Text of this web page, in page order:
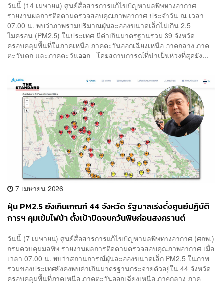
วันนี้ (14 เมษายน) ศูนย์สื่อสารการแก้ไขปัญหามลพิษทางอากาศ
รายงานผลการติดตามตรวจสอบคุณภาพอากาศ ประจำวัน ณ เวลา
07.00 น. พบว่าภาพรวมปริมาณฝุ่นละอองขนาดเล็กไม่เกิน 2.5
ไมครอน (PM2.5) ในประเทศ มีค่าเกินมาตรฐานรวม 39 จังหวัด
ครอบคลุมพื้นที่ในภาคเหนือ ภาคตะวันออกเฉียงเหนือ ภาคกลาง ภาค
ตะวันตก และภาคตะวันออก โดยสถานการณ์ที่น่าเป็นห่วงที่สุดยัง...
7 เมษายน 2026
ฝุ่น PM2.5 ยังเกินเกณฑ์ 44 จังหวัด รัฐบาลเร่งตั้งศูนย์ปฏิบัติ
การฯ คุมเข้มไฟป่า ตั้งเป้าปิดจบควันพิษก่อนสงกรานต์
วันนี้ (7 เมษายน) ศูนย์สื่อสารการแก้ไขปัญหามลพิษทางอากาศ (ศกพ.)
กรมควบคุมมลพิษ รายงานผลการติดตามตรวจสอบคุณภาพอากาศ เมื่อ
เวลา 07.00 น. พบว่าสถานการณ์ฝุ่นละอองขนาดเล็ก PM2.5 ในภาพ
รวมของประเทศยังคงพบค่าเกินมาตรฐานกระจายตัวอยู่ใน 44 จังหวัด
ครอบคลุมพื้นที่ภาคเหนือ ภาคตะวันออกเฉียงเหนือ ภาคกลาง ภาค